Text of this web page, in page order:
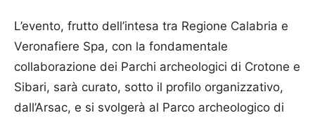
L’evento, frutto dell’intesa tra Regione Calabria e
Veronafiere Spa, con la fondamentale
collaborazione dei Parchi archeologici di Crotone e
Sibari, sarà curato, sotto il profilo organizzativo,
dall’Arsac, e si svolgerà al Parco archeologico di